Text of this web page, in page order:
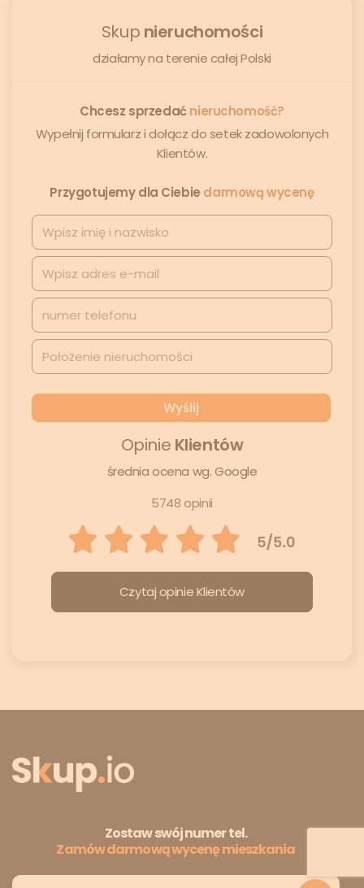
Skup nieruchomości
działamy na terenie całej Polski
Chcesz sprzedaćnieruchomość?
Wypełnij formularz i dołącz do setek zadowolonych
Klientów.
Przygotujemy dla Ciebie darmową wycenę
Opinie Klientów
średnia ocena wg. Google
5748 opinii
Czytaj opinie Klientów
Zostaw swój numer tel.
Zamów darmową wycenę mieszkania